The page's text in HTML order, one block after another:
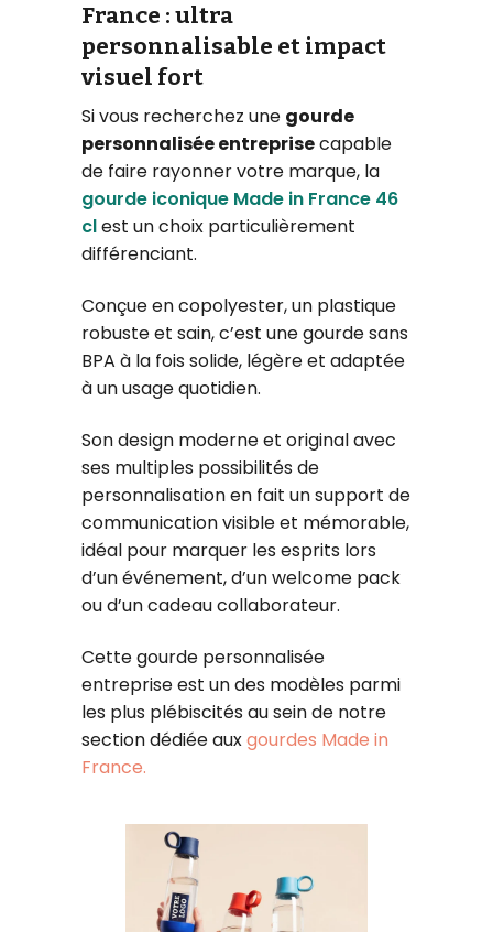
France : ultra
personnalisable et impact
visuel fort
Si vous recherchez une gourde
personnalisée entreprisecapable
de faire rayonner votre marque, la
gourde iconique Made in France 46
clest un choix particulièrement
différenciant.
Conçue en copolyester, un plastique
robuste et sain, c’est une gourde sans
BPA à la fois solide, légère et adaptée
à un usage quotidien.
Son design moderne et original avec
ses multiples possibilités de
personnalisation en fait un support de
communication visible et mémorable,
idéal pour marquer les esprits lors
d’un événement, d’un welcome pack
ou d’un cadeau collaborateur.
Cette gourde personnalisée
entreprise est un des modèles parmi
les plus plébiscités au sein de notre
section dédiée auxgourdes Made in
France.